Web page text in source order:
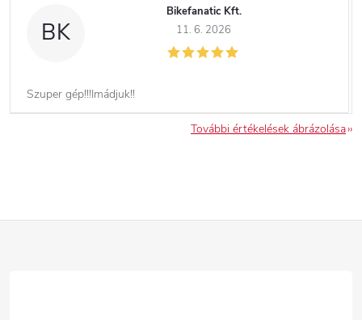
BK
Bikefanatic Kft.
11. 6. 2026
Szuper gép!!!Imádjuk!!
További értékelések ábrázolása